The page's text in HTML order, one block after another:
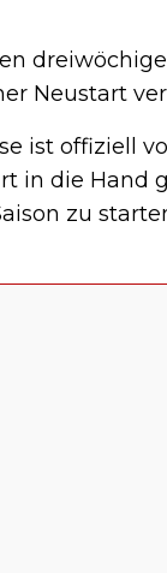
Neustart
ist offiziell
in die Hand
zu